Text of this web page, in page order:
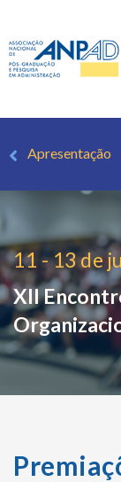
Apresentação
11 - 13 de
XII